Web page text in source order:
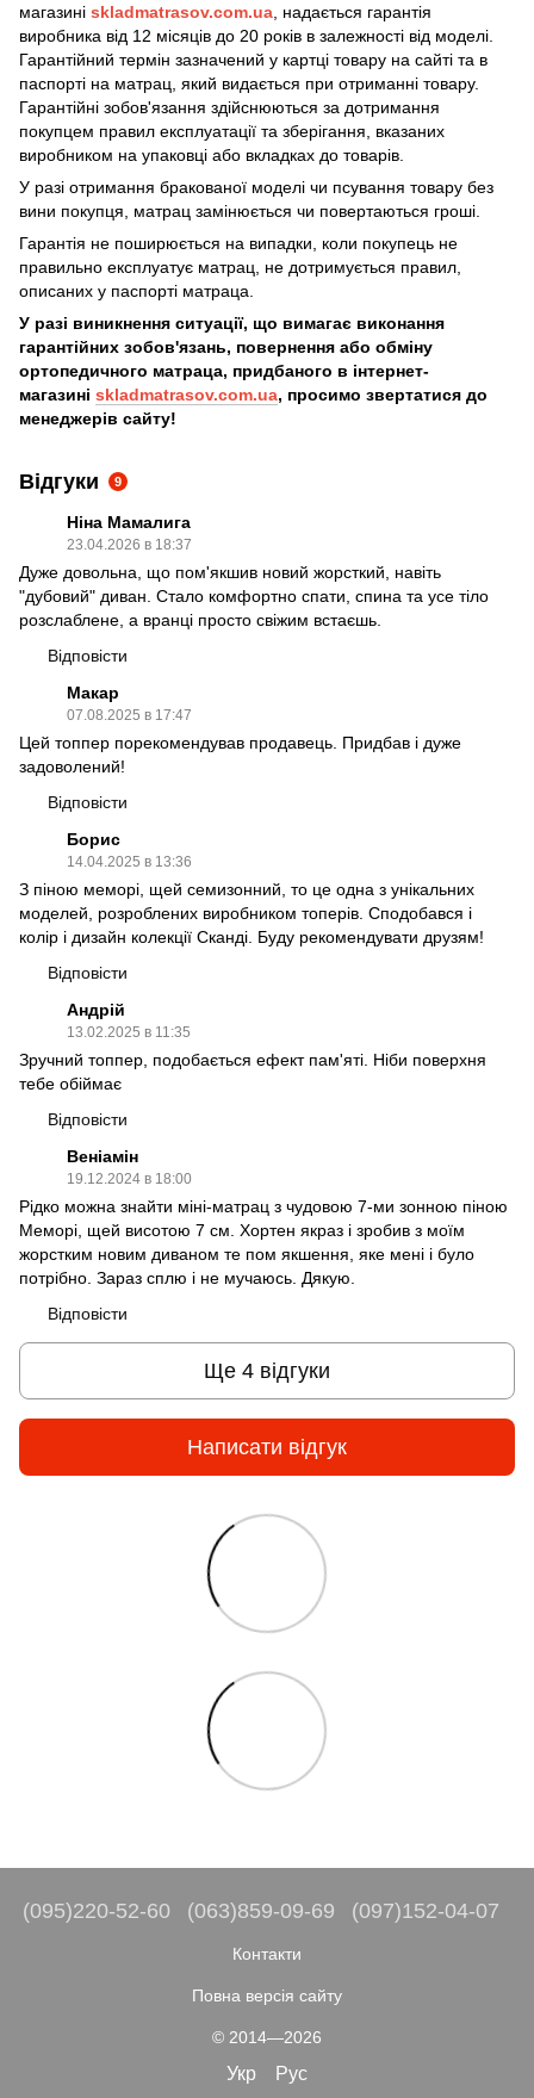
магазині skladmatrasov.com.ua, надається гарантія
виробника від 12 місяців до 20 років в залежності від моделі.
Гарантійний термін зазначений у картці товару на сайті та в
паспорті на матрац, який видається при отриманні товару.
​​​Гарантійні зобов'язання здійснюються за дотримання
покупцем правил експлуатації та зберігання, вказаних
виробником на упаковці або вкладках до товарів.
У разі отримання бракованої моделі чи псування товару без
вини покупця, матрац замінюється чи повертаються гроші.
Гарантія не поширюється на випадки, коли покупець не
правильно експлуатує матрац, не дотримується правил,
описаних у паспорті матраца.
У разі виникнення ситуації, що вимагає виконання
гарантійних зобов'язань, повернення або обміну
ортопедичного матраца, придбаного в інтернет-
магазині skladmatrasov.com.ua, просимо звертатися до
менеджерів сайту!
Відгуки 9
Ніна Мамалига
23.04.2026 в 18:37
Дуже довольна, що пом'якшив новий жорсткий, навіть
"дубовий" диван. Стало комфортно спати, спина та усе тіло
розслаблене, а вранці просто свіжим встаєшь.
Відповісти
Макар
07.08.2025 в 17:47
Цей топпер порекомендував продавець. Придбав і дуже
задоволений!
Відповісти
Борис
14.04.2025 в 13:36
З піною меморі, щей семизонний, то це одна з унікальних
моделей, розроблених виробником топерів. Сподобався і
колір і дизайн колекції Сканді. Буду рекомендувати друзям!
Відповісти
Андрій
13.02.2025 в 11:35
Зручний топпер, подобається ефект пам'яті. Ніби поверхня
тебе обіймає
Відповісти
Веніамін
19.12.2024 в 18:00
Рідко можна знайти міні-матрац з чудовою 7-ми зонною піною
Меморі, щей висотою 7 см. Хортен якраз і зробив з моїм
жорстким новим диваном те пом якшення, яке мені і було
потрібно. Зараз сплю і не мучаюсь. Дякую.
Відповісти
Ще 4 відгуки
Написати відгук
(095)220-52-60 (063)859-09-69 (097)152-04-07
Контакти
Повна версія сайту
© 2014—2026
Укр Рус